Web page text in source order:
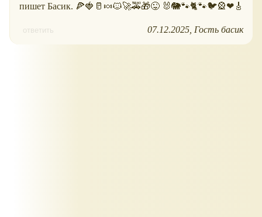
пишет Басик. 🍕🍓🥛🍬🐱🚀🚕🎁😜 🐰🐘🐾🐈🐾🐦🎡❤🎸
ответить 07.12.2025 Гость басик